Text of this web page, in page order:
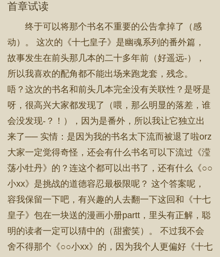
首章试读
终于可以将那个书名不重要的公告拿掉了（感
动）。 这次的《十七皇子》是幽魂系列的番外篇，
故事发生在前头那几本的二十多年前（好遥远-），
所以我喜欢的配角都不能出场来跑龙套，残念。
唔？这次的书名和前头几本完全没有关联性？是呀是
呀，很高兴大家都发现了（喂，那么明显的落差，谁
会没发现-？！），因为是番外，所以我让它独立出
来了── 实情：是因为我的书名太下流而被退了啦orz
大家一定觉得奇怪，还会有什么书名可以下流过《滢
荡小牡丹》的？连这个都可以出书了，还有什么《○○
小xx》是挑战的道德容忍最极限呢？ 这个答案呢，
容我保留一下吧，有兴趣的人去翻一下这回和《十七
皇子》包在一块送的漫画小册partt，里头有正解，聪
明的读者一定可以猜中的（甜蜜笑）。 不过我不会
舍不得那个《○○小xx》的，因为我个人更偏好《十七